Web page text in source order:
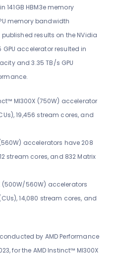
141GB HBM3e memory
memory bandwidth
results on the NVidia
GPU accelerator resulted in
and 3.35 TB/s GPU
MI300X (750W) accelerator
19,456 stream cores, and
accelerators have 208
stream cores, and 832 Matrix
(500W/560W) accelerators
14,080 stream cores, and
by AMD Performance
for the AMD Instinct™ MI300X